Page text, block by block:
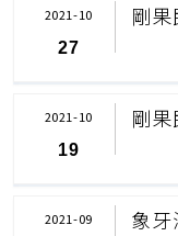
剛
2021-10
27
剛
2021-10
19
象
2021-09